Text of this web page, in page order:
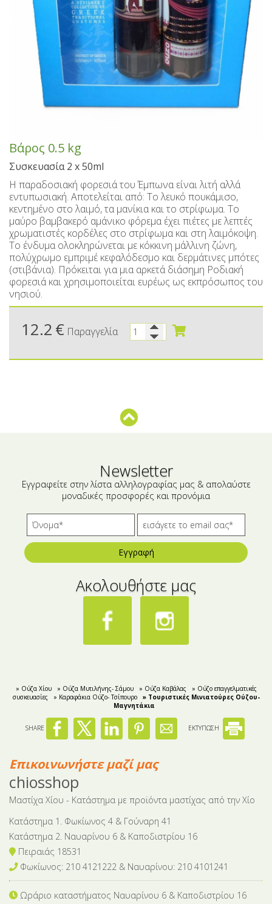
Γλυκά κουταλιού με μαστίχα Mastiha Deli
Γλυκά κουταλιού & Μαρμελάδες χωρίς ζάχαρη
Καρύδα με μαστίχα
Πίτες Χίου
Παστέλια-Μαντολάτα-Γλειφιτζούρια
Ζαχαρούχοι Χυμοί - Σιρόπια
Κουλουράκια Χιώτικα- Κουρκουμπίνια- Μπισκότα
Σοκολάτες
Χαλβάς
Κρασιά SPRITZER
Τσίπουρο
Σούμα Χίου
Λικέρ Επαγγελματικές συσκευασίες
Μη αλκοολούχα - Αναψυκτικά
Ούζα Καβάλας
Ούζο επαγγελματικές συσκευασίες
Kαραφάκια Ούζο- Τσίπουρο
Τουριστικές Μινιατούρες Ούζου-Mαγνητάκια
Περιποίηση χεριών και σώματος
Περιποίηση προσώπου
Περιποίηση μαλλιών
Σπρέι σώματος - Αρώματα
Aδυνατιστικά
Αντηλιακά
Ανδρική περιποίηση
Μικρές ξενοδοχειακές συσκευασίες
Set Καλλυντικών
Ζυμαρικά Χίου
Τυροκομικά Χίου
Βιολογικά Προϊόντα
Παστελαριές
Μέλι
Ανθόνερo-Ροδόνερo- Μαστιχόνερο
Βούτυρα-Ταχίνι-Αλείμματα
Τουρσιά
Αλόη
Διάφορα
Έτοιμα Μείγματα
Καλάθια δώρων - Αναμνηστικά
Εποχιακά
Εποχιακά
Βάρος 0.5 kg
Συσκευασία 2 x 50ml
Η παραδοσιακή φορεσιά του Έμπωνα είναι λιτή αλλά
εντυπωσιακή. Αποτελείται από: Το λευκό πουκάμισο,
κεντημένο στο λαιμό, τα μανίκια και το στρίφωμα. Το
μαύρο βαμβακερό αμάνικο φόρεμα έχει πιέτες με λεπτές
χρωματιστές κορδέλες στο στρίφωμα και στη λαιμόκοψη.
Το ένδυμα ολοκληρώνεται με κόκκινη μάλλινη ζώνη,
πολύχρωμο εμπριμέ κεφαλόδεσμο και δερμάτινες μπότες
(στιβάνια). Πρόκειται για μια αρκετά διάσημη Ροδιακή
φορεσιά και χρησιμοποιείται ευρέως ως εκπρόσωπος του
νησιού.
12.2 € Παραγγελία
Newsletter
Εγγραφείτε στην λίστα αλληλογραφίας μας & απολαύστε
μοναδικές προσφορές και προνόμια
Εγγραφή
Ακολουθήστε μας
» Ούζα Χίου » Ούζα Μυτιλήνης- Σάμου » Ούζα Καβάλας
» Ούζο επαγγελματικές
συσκευασίες
» Kαραφάκια Ούζο- Τσίπουρο
» Τουριστικές Μινιατούρες Ούζου-
Mαγνητάκια
SHARE ΕΚΤΥΠΩΣΗ
Επικοινωνήστε μαζί μας
chiosshop
Μαστίχα Χίου - Κατάστημα με προϊόντα μαστίχας από την Χίο
Κατάστημα 1. Φωκίωνος 4 & Γούναρη 41
Κατάστημα 2. Ναυαρίνου 6 & Καποδιστρίου 16
Πειραιάς 18531
Φωκίωνος: 210 4121222 & Nαυαρίνου: 210 4101241
Ωράριο καταστήματος Ναυαρίνου 6 & Καποδιστρίου 16